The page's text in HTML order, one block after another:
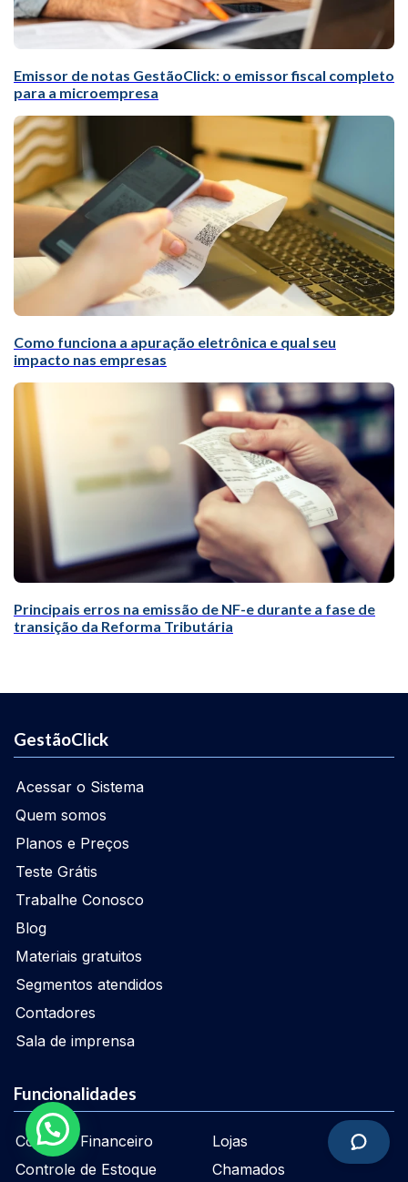
Emissor de notas GestãoClick: o emissor fiscal completo
para a microempresa
Como funciona a apuração eletrônica e qual seu
impacto nas empresas
Principais erros na emissão de NF-e durante a fase de
transição da Reforma Tributária
GestãoClick
Acessar o Sistema
Quem somos
Planos e Preços
Teste Grátis
Trabalhe Conosco
Blog
Materiais gratuitos
Segmentos atendidos
Contadores
Sala de imprensa
Funcionalidades
Controle Financeiro
Controle de Estoque
Lojas
Chamados